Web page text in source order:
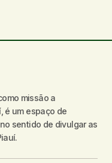
missão a
é um espaço de
sentido de divulgar as